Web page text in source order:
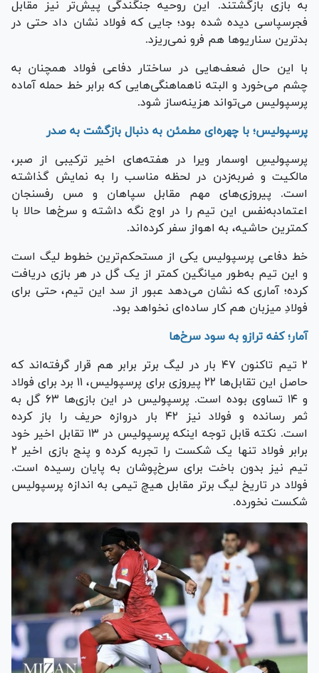
به بازی بازگشتند. این روحیه جنگندگی پیش‌تر نیز مقابل
فجرسپاسی دیده شده بود؛ جایی که فولاد نشان داد حتی در
بدترین سناریو‌ها هم فرو نمی‌ریزد.
با این حال ضعف‌هایی در ساختار دفاعی فولاد همچنان به
چشم می‌خورد و البته ناهماهنگی‌هایی که برابر خط حمله آماده
پرسپولیس می‌تواند هزینه‌ساز شود.
پرسپولیس؛ با چهره‌ای مطمئن به دنبال بازگشت به صدر
پرسپولیسِ اوسمار ویرا در هفته‌های اخیر ترکیبی از صبر،
مالکیت و ضربه‌زدن در لحظه مناسب را به نمایش گذاشته
است. پیروزی‌های مهم مقابل سپاهان و مس رفسنجان
اعتمادبه‌نفس این تیم را در اوج نگه داشته و سرخ‌ها حالا با
کمترین حاشیه، به اهواز سفر کرده‌اند.
خط دفاعی پرسپولیس یکی از مستحکم‌ترین خطوط لیگ است
و این تیم به‌طور میانگین کمتر از یک گل در هر بازی دریافت
کرده؛ آماری که نشان می‌دهد عبور از سد این تیم، حتی برای
فولادِ میزبان هم کار ساده‌ای نخواهد بود.
آمار؛ کفه ترازو به سود سرخ‌ها
۲ تیم تاکنون ۴۷ بار در لیگ برتر برابر هم قرار گرفته‌اند که
حاصل این تقابل‌ها ۲۲ پیروزی برای پرسپولیس، ۱۱ برد برای فولاد
و ۱۴ تساوی بوده است. پرسپولیس در این بازی‌ها ۶۳ گل به
ثمر رسانده و فولاد نیز ۴۲ بار دروازه حریف را باز کرده
است. نکته قابل توجه اینکه پرسپولیس در ۱۳ تقابل اخیر خود
برابر فولاد تنها یک شکست را تجربه کرده و پنج بازی اخیر ۲
تیم نیز بدون باخت برای سرخ‌پوشان به پایان رسیده است.
فولاد در تاریخ لیگ برتر مقابل هیچ تیمی به اندازه پرسپولیس
شکست نخورده.